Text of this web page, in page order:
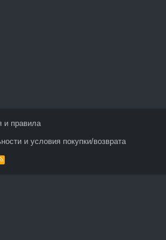
и правила
и условия покупки/возврата
R